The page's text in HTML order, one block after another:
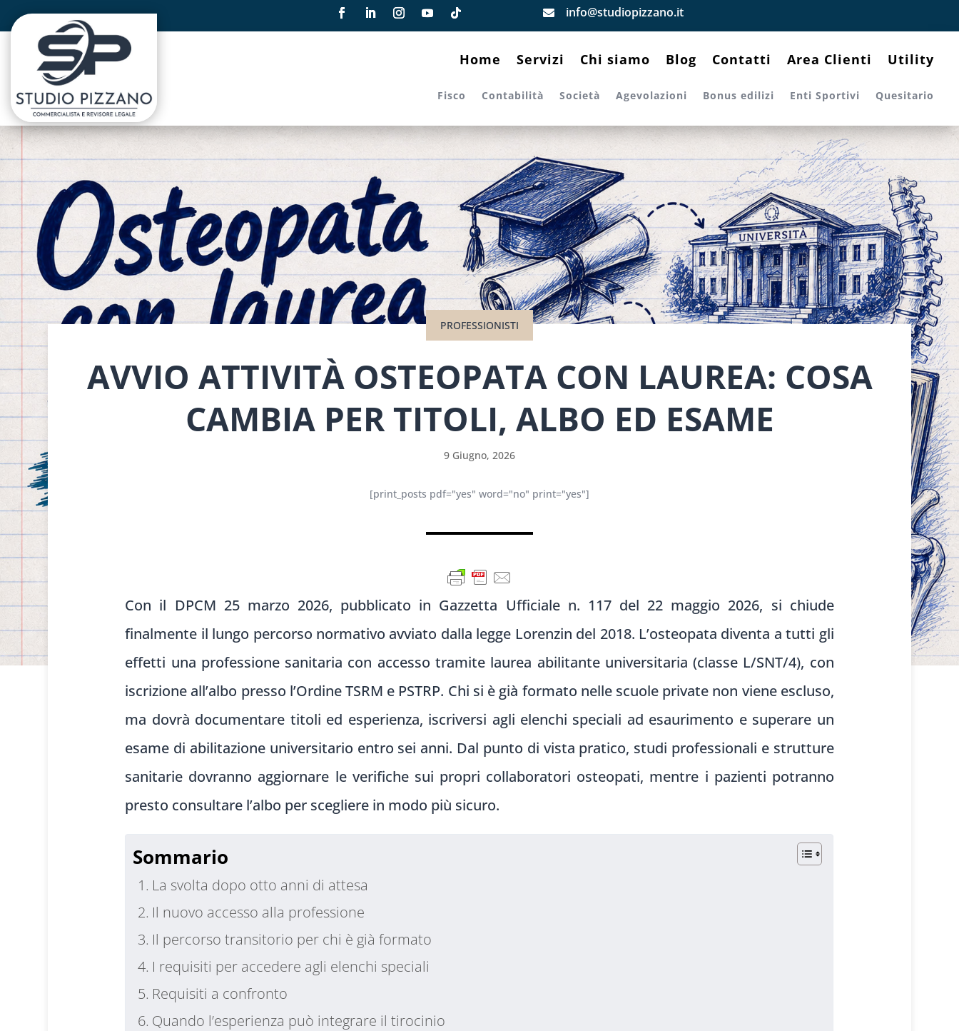
 info@studiopizzano.it
Home Servizi Chi siamo Blog Contatti Area Clienti Utility
Fisco Contabilità Società Agevolazioni Bonus edilizi Enti Sportivi Quesitario
PROFESSIONISTI
AVVIO ATTIVITÀ OSTEOPATA CON LAUREA: COSA
CAMBIA PER TITOLI, ALBO ED ESAME
9 Giugno, 2026
[print_posts pdf="yes" word="no" print="yes"]
Con il DPCM 25 marzo 2026, pubblicato in Gazzetta Ufficiale n. 117 del 22 maggio 2026, si chiude
finalmente il lungo percorso normativo avviato dalla legge Lorenzin del 2018. L’osteopata diventa a tutti gli
effetti una professione sanitaria con accesso tramite laurea abilitante universitaria (classe L/SNT/4), con
iscrizione all’albo presso l’Ordine TSRM e PSTRP. Chi si è già formato nelle scuole private non viene escluso,
ma dovrà documentare titoli ed esperienza, iscriversi agli elenchi speciali ad esaurimento e superare un
esame di abilitazione universitario entro sei anni. Dal punto di vista pratico, studi professionali e strutture
sanitarie dovranno aggiornare le verifiche sui propri collaboratori osteopati, mentre i pazienti potranno
presto consultare l’albo per scegliere in modo più sicuro.
Sommario
La svolta dopo otto anni di attesa
Il nuovo accesso alla professione
Il percorso transitorio per chi è già formato
I requisiti per accedere agli elenchi speciali
Requisiti a confronto
Quando l’esperienza può integrare il tirocinio